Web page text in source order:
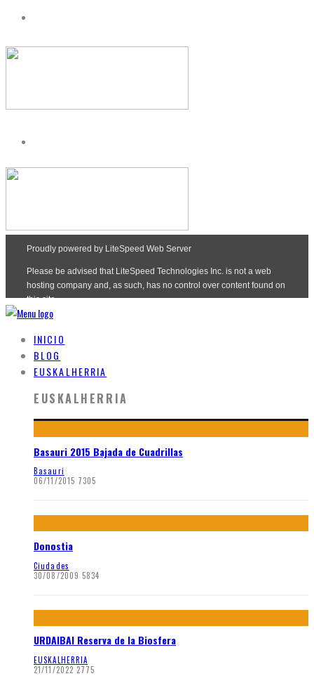
INICIO
BLOG
EUSKALHERRIA
EUSKALHERRIA
Basauri 2015 Bajada de Cuadrillas
Basauri
06/11/2015 7305
Donostia
Ciudades
30/08/2009 5834
URDAIBAI Reserva de la Biosfera
EUSKALHERRIA
21/11/2022 2775